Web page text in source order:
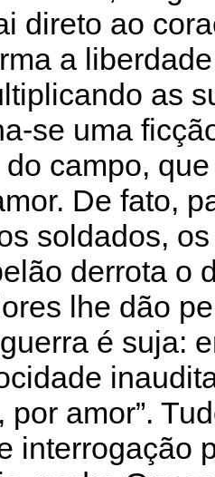
direto ao
a
as
se uma
campo,
De fato,
soldados,
derrota o
lhe dão
é suja:
por amor”.
interrogação